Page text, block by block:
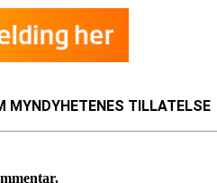
MYNDYHETENES TILLATELSE